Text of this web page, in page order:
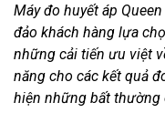
Máy đo huyết áp
đảo khách hàng lựa
những cải tiến ưu việt
năng cho các kết quả
hiện những bất thường